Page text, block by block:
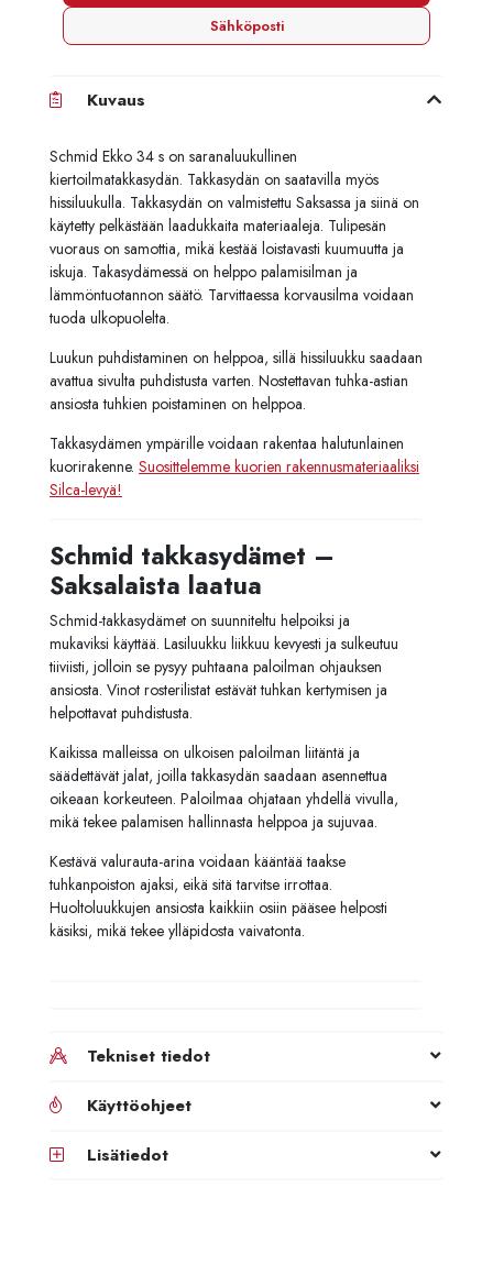
Sähköposti
Kuvaus
Schmid Ekko 34 s on saranaluukullinen
kiertoilmatakkasydän. Takkasydän on saatavilla myös
hissiluukulla. Takkasydän on valmistettu Saksassa ja siinä on
käytetty pelkästään laadukkaita materiaaleja. Tulipesän
vuoraus on samottia, mikä kestää loistavasti kuumuutta ja
iskuja. Takasydämessä on helppo palamisilman ja
lämmöntuotannon säätö. Tarvittaessa korvausilma voidaan
tuoda ulkopuolelta.
Luukun puhdistaminen on helppoa, sillä hissiluukku saadaan
avattua sivulta puhdistusta varten. Nostettavan tuhka-astian
ansiosta tuhkien poistaminen on helppoa.
Takkasydämen ympärille voidaan rakentaa halutunlainen
kuorirakenne. Suosittelemme kuorien rakennusmateriaaliksi
Silca-levyä!
Schmid takkasydämet –
Saksalaista laatua
Schmid-takkasydämet on suunniteltu helpoiksi ja
mukaviksi käyttää. Lasiluukku liikkuu kevyesti ja sulkeutuu
tiiviisti, jolloin se pysyy puhtaana paloilman ohjauksen
ansiosta. Vinot rosterilistat estävät tuhkan kertymisen ja
helpottavat puhdistusta.
Kaikissa malleissa on ulkoisen paloilman liitäntä ja
säädettävät jalat, joilla takkasydän saadaan asennettua
oikeaan korkeuteen. Paloilmaa ohjataan yhdellä vivulla,
mikä tekee palamisen hallinnasta helppoa ja sujuvaa.
Kestävä valurauta-arina voidaan kääntää taakse
tuhkanpoiston ajaksi, eikä sitä tarvitse irrottaa.
Huoltoluukkujen ansiosta kaikkiin osiin pääsee helposti
käsiksi, mikä tekee ylläpidosta vaivatonta.
Tekniset tiedot
Käyttöohjeet
Lisätiedot